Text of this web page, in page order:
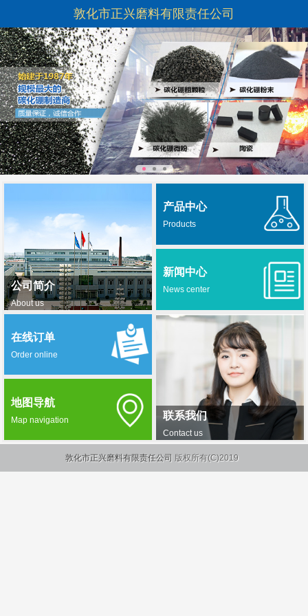
敦化市正兴磨料有限责任公司
公司简介
About us
产品中心
Products
新闻中心
News center
联系我们
Contact us
在线订单
Order online
地图导航
Map navigation
敦化市正兴磨料有限责任公司 版权所有(C)2019